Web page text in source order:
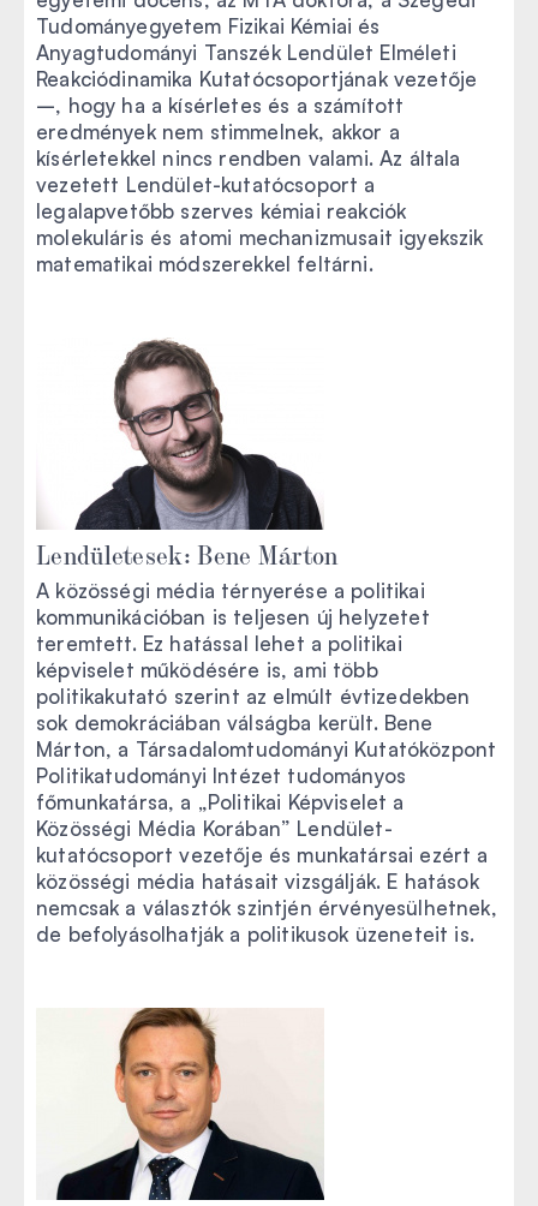
Tudományegyetem Fizikai Kémiai és
Anyagtudományi Tanszék Lendület Elméleti
Reakciódinamika Kutatócsoportjának vezetője
–, hogy ha a kísérletes és a számított
eredmények nem stimmelnek, akkor a
kísérletekkel nincs rendben valami. Az általa
vezetett Lendület-kutatócsoport a
legalapvetőbb szerves kémiai reakciók
molekuláris és atomi mechanizmusait igyekszik
matematikai módszerekkel feltárni.
Lendületesek: Bene Márton
A közösségi média térnyerése a politikai
kommunikációban is teljesen új helyzetet
teremtett. Ez hatással lehet a politikai
képviselet működésére is, ami több
politikakutató szerint az elmúlt évtizedekben
sok demokráciában válságba került. Bene
Márton, a Társadalomtudományi Kutatóközpont
Politikatudományi Intézet tudományos
főmunkatársa, a „Politikai Képviselet a
Közösségi Média Korában” Lendület-
kutatócsoport vezetője és munkatársai ezért a
közösségi média hatásait vizsgálják. E hatások
nemcsak a választók szintjén érvényesülhetnek,
de befolyásolhatják a politikusok üzeneteit is.